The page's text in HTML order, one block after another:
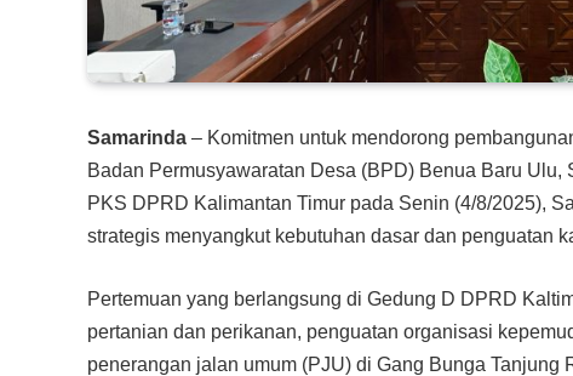
Samarinda – Komitmen untuk mendorong
Badan Permusyawaratan Desa (BPD) Benua Baru
PKS DPRD Kalimantan Timur pada Senin (4/8/2025),
strategis menyangkut kebutuhan dasar dan penguatan
Pertemuan yang berlangsung di Gedung D DPRD
pertanian dan perikanan, penguatan organisasi
penerangan jalan umum (PJU) di Gang Bunga Tanjung